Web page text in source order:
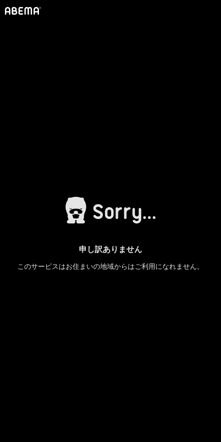
申し訳ありません
このサービスはお住まいの地域からはご利用になれません。